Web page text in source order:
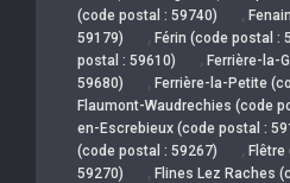
(code postal : 59740)
,
59179)
, Férin (code postal :
postal : 59610)
, Ferrière-la-
59680)
, Ferrière-la-Petite
Flaumont-Waudrechies (code
en-Escrebieux (code postal :
(code postal : 59267)
, Flêtre
59270)
, Flines Lez Raches